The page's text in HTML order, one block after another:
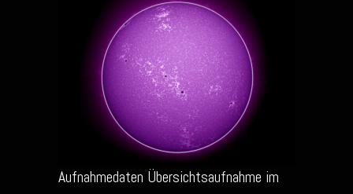
Aufnahmedaten Übersichtsaufnahme im